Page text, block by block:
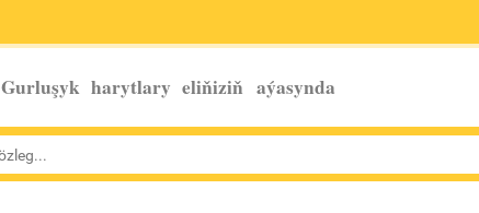
Gurluşyk harytlary eliňiziň aýasynda